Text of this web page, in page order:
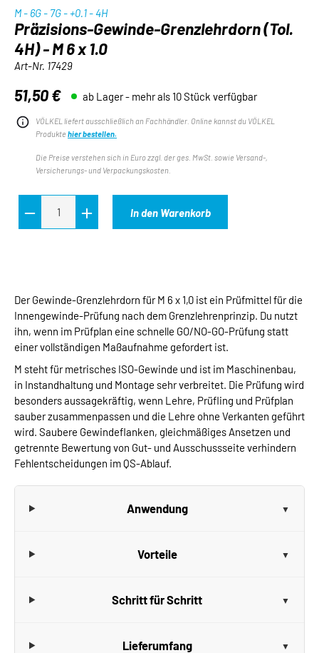
M - 6G - 7G - +0.1 - 4H
Präzisions-Gewinde-Grenzlehrdorn (Tol.
4H) - M 6 x 1.0
Art-Nr. 17429
Regulärer Preis:
51,50 € ab Lager - mehr als 10 Stück verfügbar
VÖLKEL liefert ausschließlich an Fachhändler. Online kannst du VÖLKEL
Produkte hier bestellen.
Die Preise verstehen sich in Euro zzgl. der ges. MwSt. sowie Versand-,
Versicherungs- und Verpackungskosten.
In den Warenkorb
Der Gewinde-Grenzlehrdorn für M 6 x 1,0 ist ein Prüfmittel für die
Innengewinde-Prüfung nach dem Grenzlehrenprinzip. Du nutzt
ihn, wenn im Prüfplan eine schnelle GO/NO-GO-Prüfung statt
einer vollständigen Maßaufnahme gefordert ist.
M steht für metrisches ISO-Gewinde und ist im Maschinenbau,
in Instandhaltung und Montage sehr verbreitet. Die Prüfung wird
besonders aussagekräftig, wenn Lehre, Prüfling und Prüfplan
sauber zusammenpassen und die Lehre ohne Verkanten geführt
wird. Saubere Gewindeflanken, gleichmäßiges Ansetzen und
getrennte Bewertung von Gut- und Ausschussseite verhindern
Fehlentscheidungen im QS-Ablauf.
Anwendung
Vorteile
Schritt für Schritt
Lieferumfang